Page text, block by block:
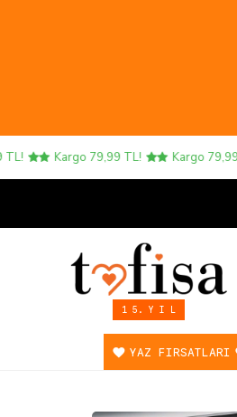
Kargo 79,99 TL! Kargo 79,99 TL!
1 5. Y I L
YAZ FIRSATLARI